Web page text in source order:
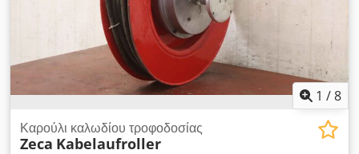
1 /8
Καρούλι καλωδίου τροφοδοσίας
Zeca Kabelaufroller